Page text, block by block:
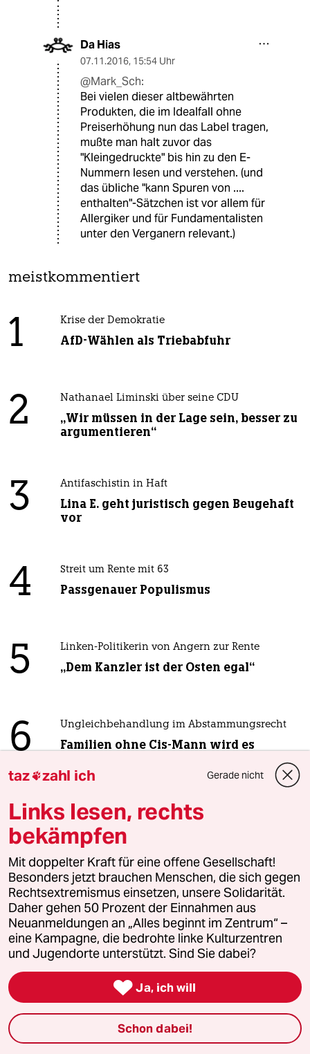
Da Hias
07.11.2016, 15:54 Uhr
@Mark_Sch:
Bei vielen dieser altbewährten
Produkten, die im Idealfall ohne
Preiserhöhung nun das Label tragen,
mußte man halt zuvor das
"Kleingedruckte" bis hin zu den E-
Nummern lesen und verstehen. (und
das übliche "kann Spuren von ....
enthalten"-Sätzchen ist vor allem für
Allergiker und für Fundamentalisten
unter den Verganern relevant.)
meistkommentiert
1 Krise der Demokratie
AfD-Wählen als Triebabfuhr
2 Nathanael Liminski über seine CDU
„Wir müssen in der Lage sein, besser zu
argumentieren“
3 Antifaschistin in Haft
Lina E. geht juristisch gegen Beugehaft
vor
4 Streit um Rente mit 63
Passgenauer Populismus
5 Linken-Politikerin von Angern zur Rente
„Dem Kanzler ist der Osten egal“
6 Ungleichbehandlung im Abstammungsrecht
Familien ohne Cis-Mann wird es
taz
Folgen Sie uns
Ressorts
Politik
Öko
Gesellschaft
taz zahl ich Gerade nicht
Links lesen, rechts
bekämpfen
Mit doppelter Kraft für eine offene Gesellschaft!
Besonders jetzt brauchen Menschen, die sich gegen
Rechtsextremismus einsetzen, unsere Solidarität.
Daher gehen 50 Prozent der Einnahmen aus
Neuanmeldungen an „Alles beginnt im Zentrum“ –
eine Kampagne, die bedrohte linke Kulturzentren
und Jugendorte unterstützt. Sind Sie dabei?
 Ja, ich will
Schon dabei!